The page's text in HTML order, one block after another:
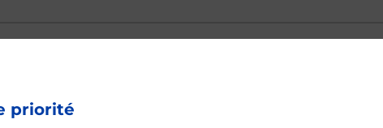
priorité
livraison ?